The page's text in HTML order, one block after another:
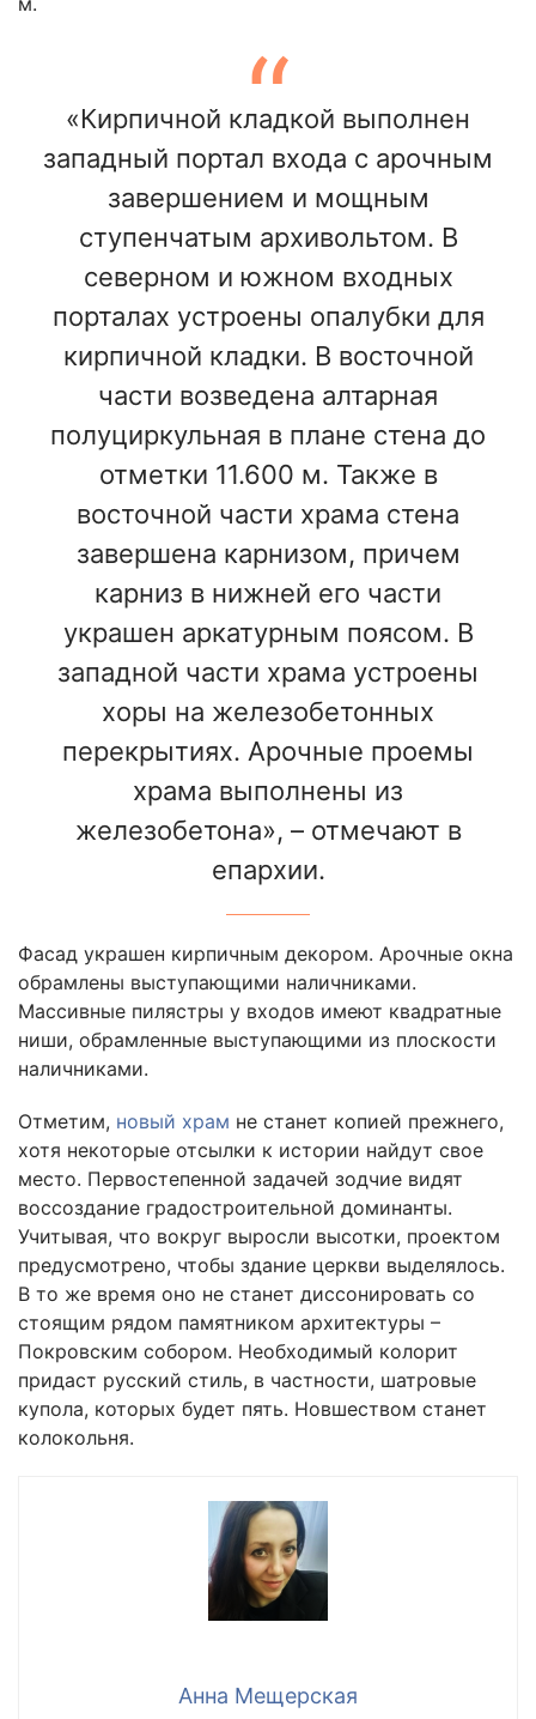
«Кирпичной кладкой выполнен
западный портал входа с арочным
завершением и мощным
ступенчатым архивольтом. В
северном и южном входных
порталах устроены опалубки для
кирпичной кладки. В восточной
части возведена алтарная
полуциркульная в плане стена до
отметки 11.600 м. Также в
восточной части храма стена
завершена карнизом, причем
карниз в нижней его части
украшен аркатурным поясом. В
западной части храма устроены
хоры на железобетонных
перекрытиях. Арочные проемы
храма выполнены из
железобетона», – отмечают в
епархии.
Фасад украшен кирпичным декором. Арочные окна
обрамлены выступающими наличниками.
Массивные пилястры у входов имеют квадратные
ниши, обрамленные выступающими из плоскости
наличниками.
Отметим, новый храм не станет копией прежнего,
хотя некоторые отсылки к истории найдут свое
место. Первостепенной задачей зодчие видят
воссоздание градостроительной доминанты.
Учитывая, что вокруг выросли высотки, проектом
предусмотрено, чтобы здание церкви выделялось.
В то же время оно не станет диссонировать со
стоящим рядом памятником архитектуры –
Покровским собором. Необходимый колорит
придаст русский стиль, в частности, шатровые
купола, которых будет пять. Новшеством станет
колокольня.
Анна Мещерская